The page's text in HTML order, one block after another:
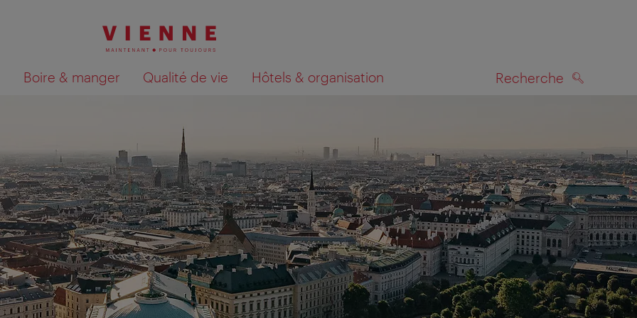
Boire & manger Qualité de vie Hôtels & organisation Recherche